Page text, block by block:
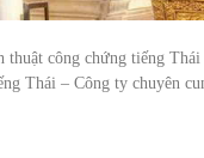
công chứng tiếng
Thái – Công ty chuyên